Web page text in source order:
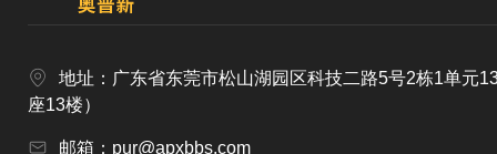
地址：广东省东莞市松山湖园区科技二路5号2栋1单元
座13楼）
邮箱：pur@apxbbs.com